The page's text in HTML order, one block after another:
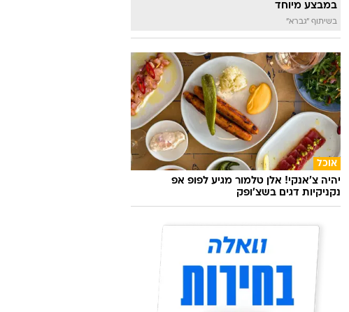
במבצע מיוחד
בשיתוף "גברא"
אוכל
יהיה צ'אנקי! אלן טלמור מגיע לפופ אפ
נקניקיות דגים בשצ'ופק